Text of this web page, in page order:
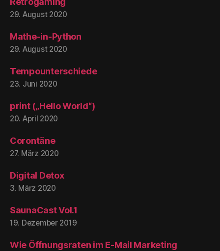
29. August 2020
Mathe-in-Python
29. August 2020
Tempounterschiede
23. Juni 2020
print („Hello World“)
20. April 2020
Corontäne
27. März 2020
Digital Detox
3. März 2020
SaunaCast Vol.1
19. Dezember 2019
Wie Öffnungsraten im E-Mail Marketing